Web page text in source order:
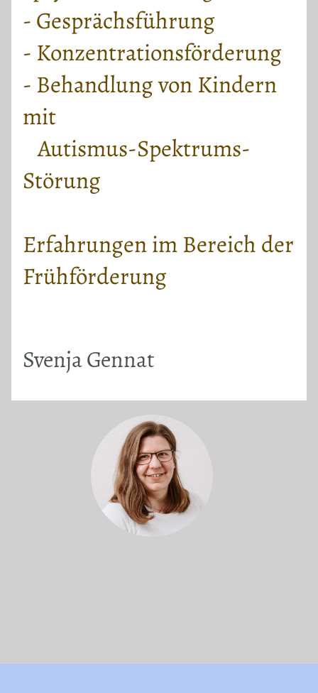
- Gesprächsführung
- Konzentrationsförderung
- Behandlung von Kindern
mit
Autismus-Spektrums-
Störung
Erfahrungen im Bereich der
Frühförderung
Svenja Gennat